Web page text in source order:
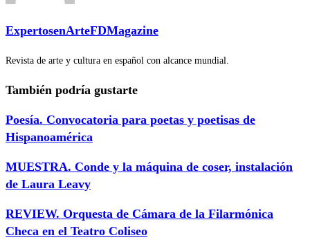
ExpertosenArteFDMagazine
Revista de arte y cultura en español con alcance mundial.
También podría gustarte
Poesía. Convocatoria para poetas y poetisas de
Hispanoamérica
MUESTRA. Conde y la máquina de coser, instalación
de Laura Leavy
REVIEW. Orquesta de Cámara de la Filarmónica
Checa en el Teatro Coliseo